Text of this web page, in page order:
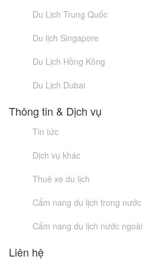
Du Lịch Trung Quốc
Du lịch Singapore
Du Lịch Hồng Kông
Du Lịch Dubai
Thông tin & Dịch vụ
Tin tức
Dịch vụ khác
Thuê xe du lịch
Cẩm nang du lịch trong nước
Cẩm nang du lịch nước ngoài
Liên hệ